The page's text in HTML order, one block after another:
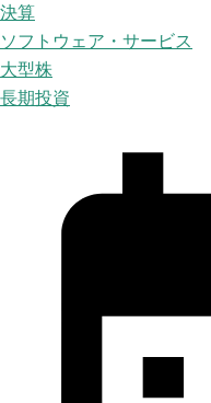
決算
ソフトウェア・サービス
大型株
長期投資